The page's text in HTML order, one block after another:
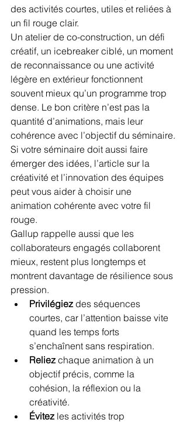
des activités courtes, utiles et reliées à
un fil rouge clair.
Un atelier de co-construction, un défi
créatif, un icebreaker ciblé, un moment
de reconnaissance ou une activité
légère en extérieur fonctionnent
souvent mieux qu’un programme trop
dense. Le bon critère n’est pas la
quantité d’animations, mais leur
cohérence avec l’objectif du séminaire.
Si votre séminaire doit aussi faire
émerger des idées, l’article sur la
créativité et l’innovation des équipes
peut vous aider à choisir une
animation cohérente avec votre fil
rouge.
Gallup rappelle aussi que les
collaborateurs engagés collaborent
mieux, restent plus longtemps et
montrent davantage de résilience sous
pression.
Privilégiez des séquences
courtes, car l’attention baisse vite
quand les temps forts
s’enchaînent sans respiration.
Reliez chaque animation à un
objectif précis, comme la
cohésion, la réflexion ou la
créativité.
Évitez les activités trop